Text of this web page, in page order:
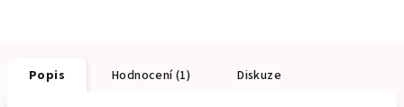
Popis Hodnocení (1) Diskuze